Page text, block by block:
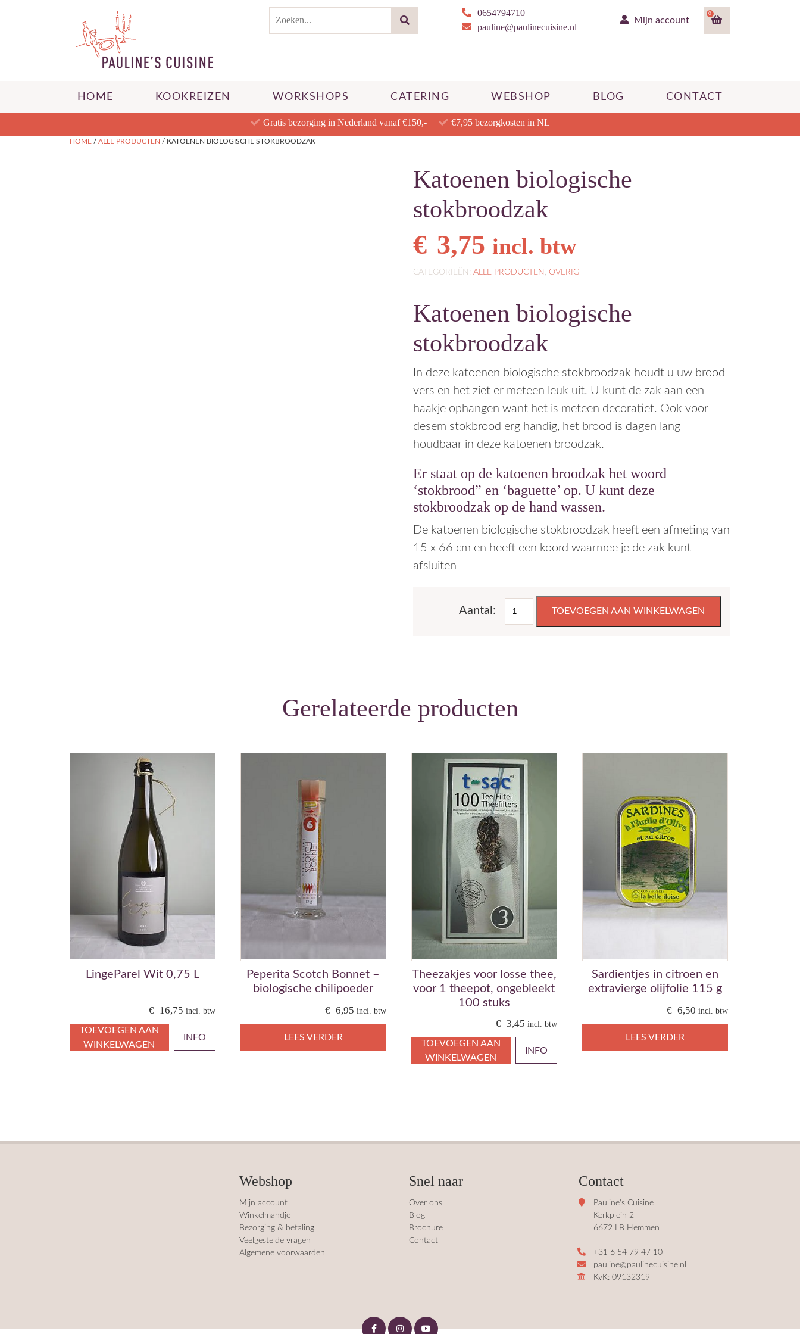
0654794710
pauline@paulinecuisine.nl
Mijn account
0
HOME KOOKREIZEN WORKSHOPS CATERING WEBSHOP BLOG CONTACT
Gratis bezorging in Nederland vanaf €150,- €7,95 bezorgkosten in NL
HOME / ALLE PRODUCTEN / KATOENEN BIOLOGISCHE STOKBROODZAK
Katoenen biologische
stokbroodzak
€ 3,75 incl. btw
CATEGORIEËN:ALLE PRODUCTEN ,OVERIG
Katoenen biologische
stokbroodzak
In deze katoenen biologische stokbroodzak houdt u uw brood
vers en het ziet er meteen leuk uit. U kunt de zak aan een
haakje ophangen want het is meteen decoratief. Ook voor
desem stokbrood erg handig, het brood is dagen lang
houdbaar in deze katoenen broodzak.
Er staat op de katoenen broodzak het woord
‘stokbrood” en ‘baguette’ op. U kunt deze
stokbroodzak op de hand wassen.
De katoenen biologische stokbroodzak heeft een afmeting van
15 x 66 cm en heeft een koord waarmee je de zak kunt
afsluiten
Katoenen
biologische
TOEVOEGEN AAN WINKELWAGEN
Gerelateerde producten
LingeParel Wit 0,75 L
€ 16,75 incl. btw
TOEVOEGEN AAN
WINKELWAGEN
INFO
Peperita Scotch Bonnet –
biologische chilipoeder
€ 6,95 incl. btw
LEES VERDER
Theezakjes voor losse thee,
voor 1 theepot, ongebleekt
100 stuks
€ 3,45 incl. btw
TOEVOEGEN AAN
WINKELWAGEN
INFO
Sardientjes in citroen en
extravierge olijfolie 115 g
€ 6,50 incl. btw
LEES VERDER
Webshop
Mijn account
Winkelmandje
Bezorging & betaling
Veelgestelde vragen
Algemene voorwaarden
Snel naar
Over ons
Blog
Brochure
Contact
Contact
Pauline's Cuisine
Kerkplein 2
6672 LB Hemmen
+31 6 54 79 47 10
pauline@paulinecuisine.nl
KvK: 09132319